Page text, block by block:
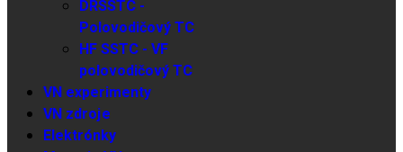
DRSSTC -
Polovodičový TC
HF SSTC - VF
polovodičový TC
VN experimenty
VN zdroje
Elektrónky